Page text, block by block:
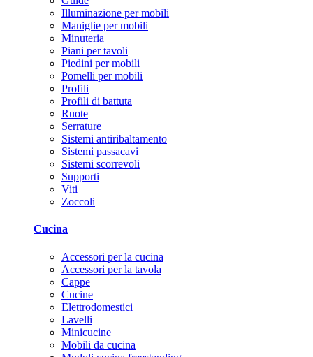
Illuminazione per mobili
Maniglie per mobili
Minuteria
Piani per tavoli
Piedini per mobili
Pomelli per mobili
Profili
Profili di battuta
Ruote
Serrature
Sistemi antiribaltamento
Sistemi passacavi
Sistemi scorrevoli
Supporti
Viti
Zoccoli
Cucina
Accessori per la cucina
Accessori per la tavola
Cappe
Cucine
Elettrodomestici
Lavelli
Minicucine
Mobili da cucina